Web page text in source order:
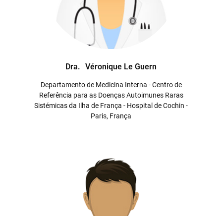
Dra. Véronique Le Guern
Departamento de Medicina Interna - Centro de
Referência para as Doenças Autoimunes Raras
Sistémicas da Ilha de França - Hospital de Cochin -
Paris, França